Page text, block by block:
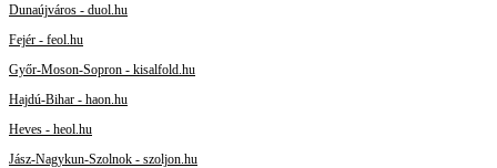
Dunaújváros - duol.hu
Fejér - feol.hu
Győr-Moson-Sopron - kisalfold.hu
Hajdú-Bihar - haon.hu
Heves - heol.hu
Jász-Nagykun-Szolnok - szoljon.hu